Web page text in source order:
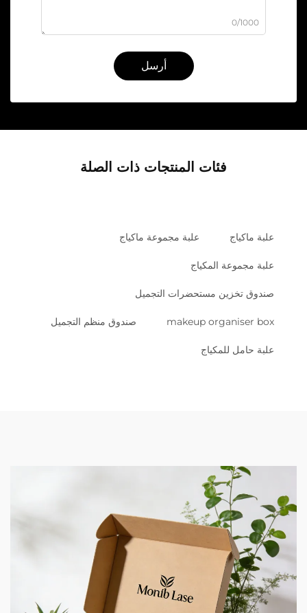
0/1000
أرسل
فئات المنتجات ذات الصلة
علبة ماكياج علبة مجموعة ماكياج
علبة مجموعة المكياج
صندوق تخزين مستحضرات التجميل
makeup organiser box صندوق منظم التجميل
علبة حامل للمكياج